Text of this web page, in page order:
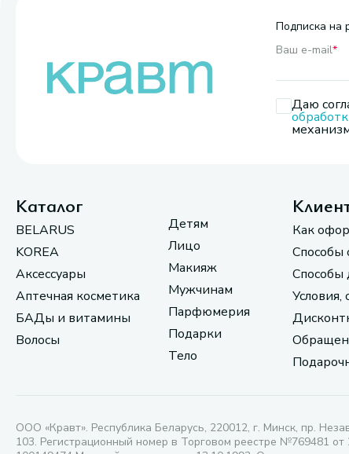
Подписка на
Ваш e-mail*
Даю
Каталог
BELARUS
KOREA
Аксессуары
Аптечная косметика
БАДы и витамины
Волосы
Детям
Лицо
Макияж
Мужчинам
Парфюмерия
Подарки
Тело
Как
Способы
Способы
Условия,
ООО «Кравт». Республика Беларусь, 220012, г. Минск, пр.
103. Регистрационный номер в Торговом реестре №769481